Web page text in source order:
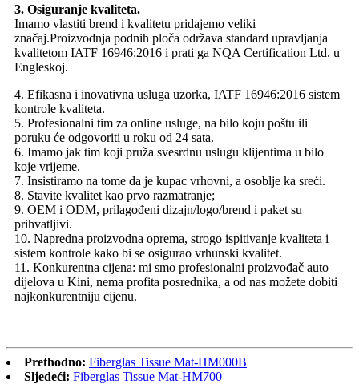
3. Osiguranje kvaliteta.
Imamo vlastiti brend i kvalitetu pridajemo veliki
značaj.Proizvodnja podnih ploča održava standard upravljanja
kvalitetom IATF 16946:2016 i prati ga NQA Certification Ltd. u
Engleskoj.
4. Efikasna i inovativna usluga uzorka, IATF 16946:2016 sistem
kontrole kvaliteta.
5. Profesionalni tim za online usluge, na bilo koju poštu ili
poruku će odgovoriti u roku od 24 sata.
6. Imamo jak tim koji pruža svesrdnu uslugu klijentima u bilo
koje vrijeme.
7. Insistiramo na tome da je kupac vrhovni, a osoblje ka sreći.
8. Stavite kvalitet kao prvo razmatranje;
9. OEM i ODM, prilagođeni dizajn/logo/brend i paket su
prihvatljivi.
10. Napredna proizvodna oprema, strogo ispitivanje kvaliteta i
sistem kontrole kako bi se osigurao vrhunski kvalitet.
11. Konkurentna cijena: mi smo profesionalni proizvođač auto
dijelova u Kini, nema profita posrednika, a od nas možete dobiti
najkonkurentniju cijenu.
Prethodno: Fiberglas Tissue Mat-HM000B
Sljedeći: Fiberglas Tissue Mat-HM700